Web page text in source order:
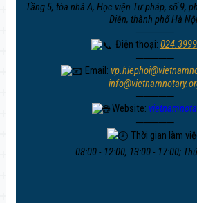
Tầng 5, tòa nhà A, Học viện Tư pháp, số 9,
Diễn, thành phố Hà
─────
Điện thoại:
─────
Email:
─────
Website:
─────
Thời gian làm
08:00 - 12:00, 13:00 - 17:00;